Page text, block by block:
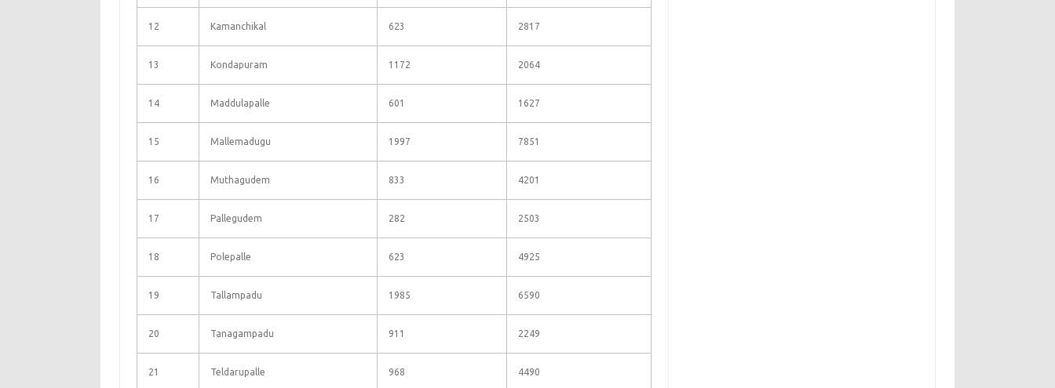
12 Kamanchikal 623 2817
13 Kondapuram 1172 2064
14 Maddulapalle 601 1627
15 Mallemadugu 1997 7851
16 Muthagudem 833 4201
17 Pallegudem 282 2503
18 Polepalle 623 4925
19 Tallampadu 1985 6590
20 Tanagampadu 911 2249
21 Teldarupalle 968 4490